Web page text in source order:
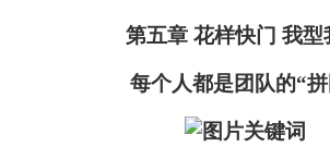
第五章 花样快门 我型
每个人都是团队的“